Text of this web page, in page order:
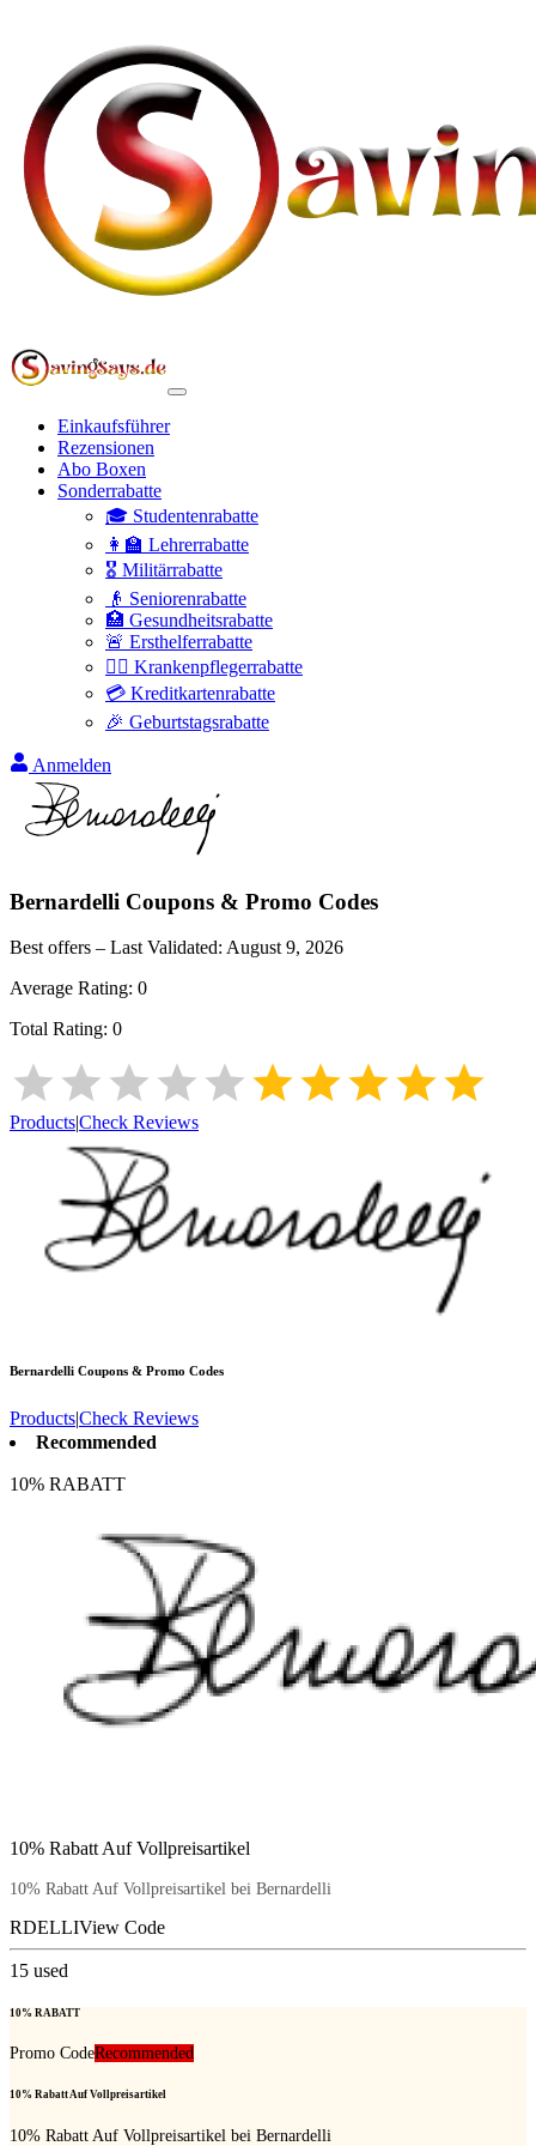
Einkaufsführer
Rezensionen
Abo Boxen
Sonderrabatte
🎓 Studentenrabatte
👩‍🏫 Lehrerrabatte
🎖️ Militärrabatte
👴 Seniorenrabatte
🏥 Gesundheitsrabatte
🚨 Ersthelferrabatte
👩‍⚕️ Krankenpflegerrabatte
💳 Kreditkartenrabatte
🎉 Geburtstagsrabatte
Anmelden
Bernardelli Coupons & Promo Codes
Best offers – Last Validated: August 9, 2026
Average Rating: 0
Total Rating: 0
Products|Check Reviews
Bernardelli Coupons & Promo Codes
Products|Check Reviews
Recommended
10% RABATT
10% Rabatt Auf Vollpreisartikel
10% Rabatt Auf Vollpreisartikel bei Bernardelli
RDELLIView Code
15 used
10% RABATT
Promo CodeRecommended
10% Rabatt Auf Vollpreisartikel
10% Rabatt Auf Vollpreisartikel bei Bernardelli